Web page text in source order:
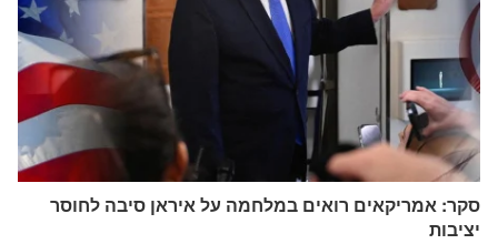
סקר: אמריקאים רואים במלחמה על איראן סיבה לחוסר
יציבות